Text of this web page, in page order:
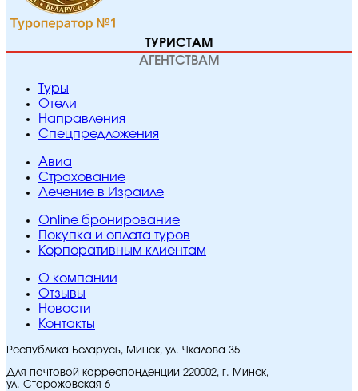
ТУРИСТАМ
АГЕНТСТВАМ
Туры
Отели
Направления
Спецпредложения
Авиа
Страхование
Лечение в Израиле
Online бронирование
Покупка и оплата туров
Корпоративным клиентам
O компании
Отзывы
Новости
Контакты
Республика Беларусь, Минск, ул. Чкалова 35
Для почтовой корреспонденции 220002, г. Минск,
ул. Сторожовская 6